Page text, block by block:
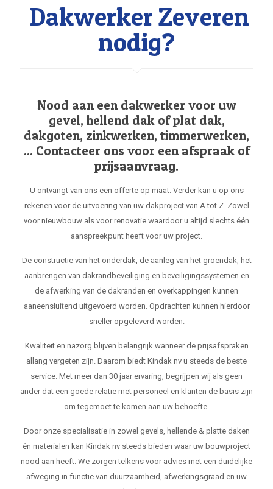
Dakwerker Zeveren
nodig?
Nood aan een dakwerker voor uw
gevel, hellend dak of plat dak,
dakgoten, zinkwerken, timmerwerken,
... Contacteer ons voor een afspraak of
prijsaanvraag.
U ontvangt van ons een offerte op maat. Verder kan u op ons
rekenen voor de uitvoering van uw dakproject van A tot Z. Zowel
voor nieuwbouw als voor renovatie waardoor u altijd slechts één
aanspreekpunt heeft voor uw project.
De constructie van het onderdak, de aanleg van het groendak, het
aanbrengen van dakrandbeveiliging en beveiligingssystemen en
de afwerking van de dakranden en overkappingen kunnen
aaneensluitend uitgevoerd worden. Opdrachten kunnen hierdoor
sneller opgeleverd worden.
Kwaliteit en nazorg blijven belangrijk wanneer de prijsafspraken
allang vergeten zijn. Daarom biedt Kindak nv u steeds de beste
service. Met meer dan 30 jaar ervaring, begrijpen wij als geen
ander dat een goede relatie met personeel en klanten de basis zijn
om tegemoet te komen aan uw behoefte.
Door onze specialisatie in zowel gevels, hellende & platte daken
én materialen kan Kindak nv steeds bieden waar uw bouwproject
nood aan heeft. We zorgen telkens voor advies met een duidelijke
afweging in functie van duurzaamheid, afwerkingsgraad en uw